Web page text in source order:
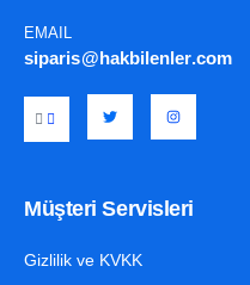
EMAIL
siparis@hakbilenler.com
Müşteri Servisleri
Gizlilik ve KVKK